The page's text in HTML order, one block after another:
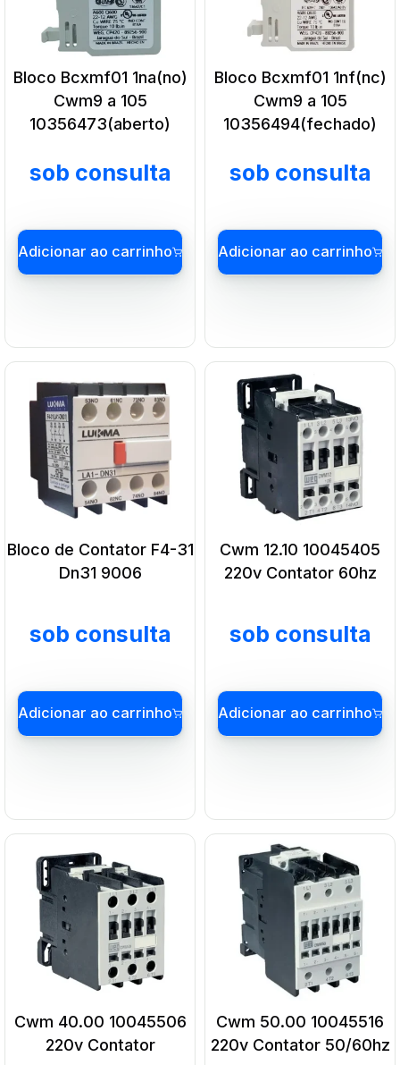
Bloco Bcxmf01 1na(no)
Cwm9 a 105
10356473(aberto)
sob consulta
Adicionar ao carrinho
Bloco Bcxmf01 1nf(nc)
Cwm9 a 105
10356494(fechado)
sob consulta
Adicionar ao
Bloco de Contator F4-31
Dn31 9006
sob consulta
Adicionar ao carrinho
Cwm 12.10 10045405
220v Contator 60hz
sob consulta
Adicionar ao
Cwm 40.00 10045506
220v Contator
Cwm 50.00 10045516
220v Contator 50/60hz